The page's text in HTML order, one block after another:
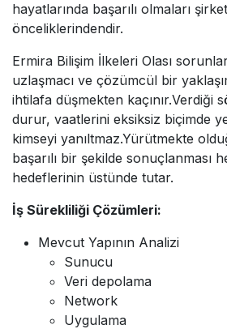
hayatlarında başarılı olmaları
önceliklerindendir.
Ermira Bilişim İlkeleri Olası
uzlaşmacı ve çözümcül bir
ihtilafa düşmekten kaçınır.Verdiği
durur, vaatlerini eksiksiz biçimde
kimseyi yanıltmaz.Yürütmekte
başarılı bir şekilde sonuçlanması
hedeflerinin üstünde tutar.
İş Sürekliliği Çözümleri:
Mevcut Yapının Analizi
Sunucu
Veri depolama
Network
Uygulama